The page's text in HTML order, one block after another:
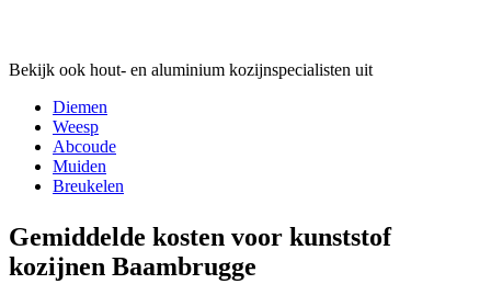
Bekijk ook hout- en aluminium kozijnspecialisten uit
Diemen
Weesp
Abcoude
Muiden
Breukelen
Gemiddelde kosten voor kunststof
kozijnen Baambrugge